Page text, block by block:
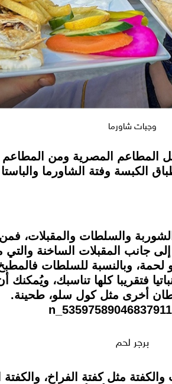
وجبات شاورما
المطاعم المصرية ومن
وفتة الشاورما
والسلطات والمقبلات،
جانب المقبلات الساخنة
وبالنسبة للسلطات
فتقريبا كلها تناسبك،
أخرى مثل كول سلو، طحينة.
برجر لحم
مثل كفتة الفراخ،